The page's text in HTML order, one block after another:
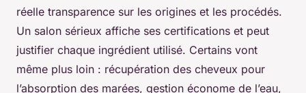
réelle transparence sur les origines et les procédés.
Un salon sérieux affiche ses certifications et peut
justifier chaque ingrédient utilisé. Certains vont
même plus loin : récupération des cheveux pour
l’absorption des marées, gestion économe de l’eau,